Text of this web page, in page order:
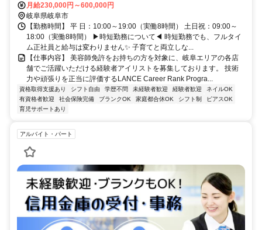
月給230,000円～600,000円
岐阜県岐阜市
【勤務時間】 平 日：10:00～19:00（実働8時間） 土日祝：09:00～
18:00（実働8時間） ▶時短勤務について◀ 時短勤務でも、フルタイ
ム正社員と給与は変わりません✨ 子育てと両立しな...
【仕事内容】 美容師免許をお持ちの方を対象に、岐阜エリアの各店
舗でご活躍いただける経験者アイリストを募集しております。 技術
力や頑張りを正当に評価するLANCE Career Rank Progra...
資格取得支援あり シフト自由 学歴不問 未経験者歓迎 経験者歓迎
ネイルOK
有資格者歓迎
社会保険完備 ブランクOK 家庭都合休OK シフト制
ピアスOK
育児サポートあり
アルバイト・パート